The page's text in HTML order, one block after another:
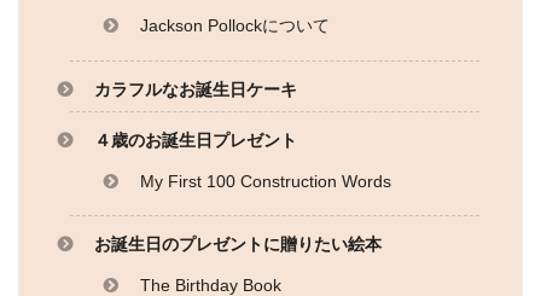
Jackson Pollockについて
カラフルなお誕生日ケーキ
４歳のお誕生日プレゼント
My First 100 Construction Words
お誕生日のプレゼントに贈りたい絵本
The Birthday Book